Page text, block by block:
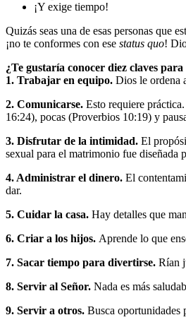
¡Y exige tiempo!
Quizás seas una de esas personas que
¡no te conformes con ese status quo!
¿Te gustaría conocer diez claves
1. Trabajar en equipo. Dios le ordena
2. Comunicarse. Esto requiere
16:24), pocas (Proverbios 10:19) y
3. Disfrutar de la intimidad. El
sexual para el matrimonio fue diseñada
4. Administrar el dinero. El
dar.
5. Cuidar la casa. Hay detalles que
6. Criar a los hijos. Aprende lo que
7. Sacar tiempo para divertirse. Rían
8. Servir al Señor. Nada es más
9. Servir a otros. Busca oportunidades